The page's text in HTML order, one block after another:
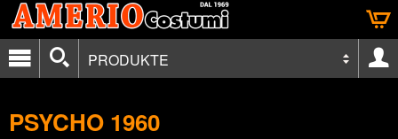
PRODUKTE
PSYCHO 1960